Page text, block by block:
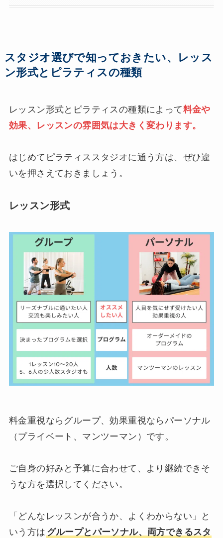
スタジオ選びで知っておきたい、レッス
ン形式とピラティスの種類
レッスン形式とピラティスの種類によって料金や
効果、レッスンの雰囲気は大きく変わります。
はじめてピラティススタジオに通う方は、ぜひ違
いを押さえておきましょう。
レッスン形式
料金重視ならグループ、効果重視ならパーソナル
（プライベート、マンツーマン）です。
ご自身の好みと予算に合わせて、より継続できそ
うな方を選択してください。
「どんなレッスンが合うか、よくわからない」と
いう方は グループとパーソナル、両方できるスタ